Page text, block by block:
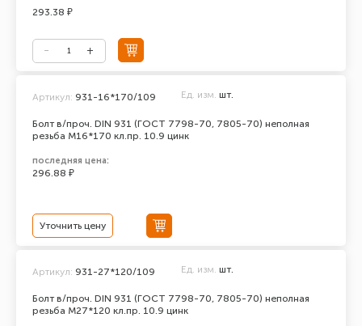
293.38 ₽
Болт в/проч. DIN 931 (ГОСТ 7798-70, 7805-70) неполная
резьба М16*170 кл.пр. 10.9 цинк
Артикул: 931-16*170/109 Ед. изм. шт.
последняя цена:
296.88 ₽
Уточнить цену
Болт в/проч. DIN 931 (ГОСТ 7798-70, 7805-70) неполная
резьба М27*120 кл.пр. 10.9 цинк
Артикул: 931-27*120/109 Ед. изм. шт.